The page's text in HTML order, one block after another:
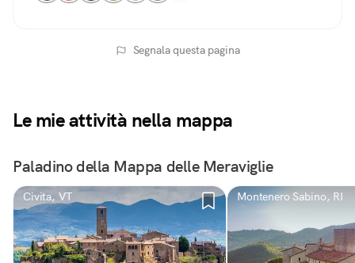
Segnala questa pagina
Le mie attività nella mappa
Paladino della Mappa delle Meraviglie
Civita, VT Montenero Sabino, RI